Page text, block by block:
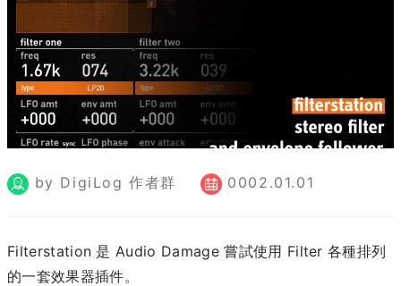
by DigiLog 作者群 0002.01.01
Filterstation 是 Audio Damage 嘗試使用 Filter 各種排列
的一套效果器插件。